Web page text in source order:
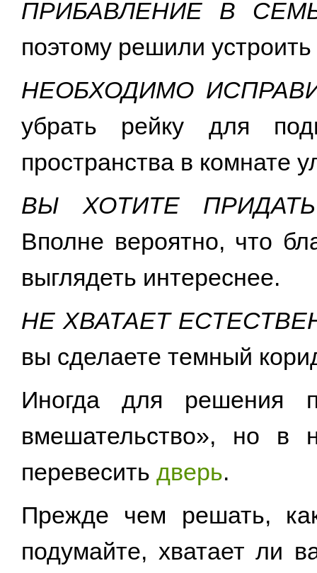
ПРИБАВЛЕНИЕ В
поэтому решили
НЕОБХОДИМО
убрать рейку для
пространства в комнате
ВЫ ХОТИТЕ
Вполне вероятно, что
выглядеть интереснее.
НЕ ХВАТАЕТ
вы сделаете темный
Иногда для решения
вмешательство», но в
перевесить дверь.
Прежде чем решать,
подумайте, хватает ли